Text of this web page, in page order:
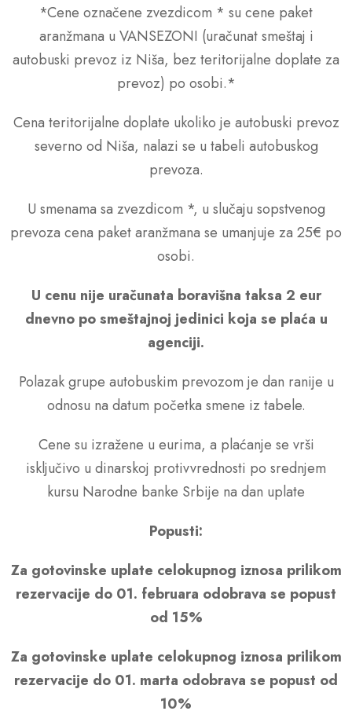
*Cene označene zvezdicom * su cene paket
aranžmana u VANSEZONI (uračunat smeštaj i
autobuski prevoz iz Niša, bez teritorijalne doplate za
prevoz) po osobi.*
Cena teritorijalne doplate ukoliko je autobuski prevoz
severno od Niša, nalazi se u tabeli autobuskog
prevoza.
U smenama sa zvezdicom *, u slučaju sopstvenog
prevoza cena paket aranžmana se umanjuje za 25€ po
osobi.
U cenu nije uračunata boravišna taksa 2 eur
dnevno po smeštajnoj jedinici koja se plaća u
agenciji.
Polazak grupe autobuskim prevozom je dan ranije u
odnosu na datum početka smene iz tabele.
Cene su izražene u eurima, a plaćanje se vrši
isključivo u dinarskoj protivvrednosti po srednjem
kursu Narodne banke Srbije na dan uplate
Popusti:
Za gotovinske uplate celokupnog iznosa prilikom
rezervacije do 01. februara odobrava se popust
od 15%
Za gotovinske uplate celokupnog iznosa prilikom
rezervacije do 01. marta odobrava se popust od
10%